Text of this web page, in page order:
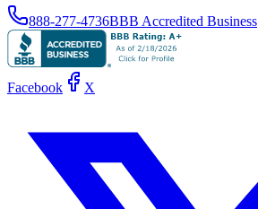
888-277-4736BBB Accredited Business
Facebook X